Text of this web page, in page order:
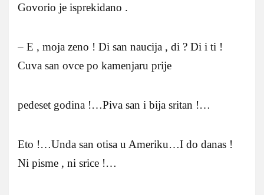
Govorio je isprekidano .
– E , moja zeno ! Di san naucija , di ? Di i ti !
Cuva san ovce po kamenjaru prije
pedeset godina !…Piva san i bija sritan !…
Eto !…Unda san otisa u Ameriku…I do danas !
Ni pisme , ni srice !…